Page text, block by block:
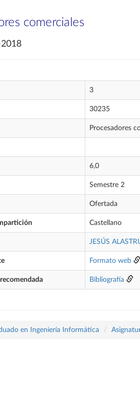
comerciales
3
30235
Procesadores
6,0
Semestre 2
Ofertada
Castellano
JESÚS
Formato web
Bibliografía
en Ingeniería Informática